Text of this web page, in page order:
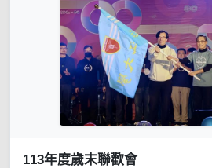
113年度歲末聯歡會